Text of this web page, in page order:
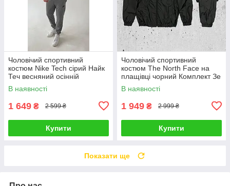
Чоловічий спортивний
костюм Nike Tech сірий Найк
Теч весняний осінній
В наявності
1 649 ₴ 2 599 ₴
Купити
Чоловічий спортивний
костюм The North Face на
плащівці чорний Комплект Зе
норт фейс з капюшоном
В наявності
1 949 ₴ 2 999 ₴
Купити
Показати ще